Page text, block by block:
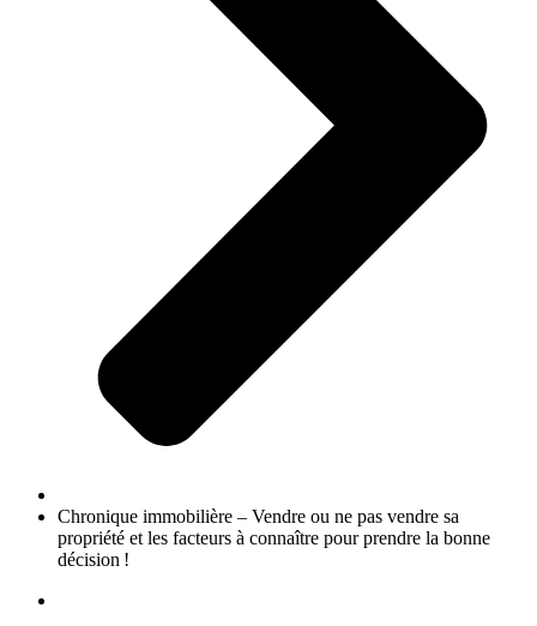
Chronique immobilière – Vendre ou ne pas vendre sa
propriété et les facteurs à connaître pour prendre la bonne
décision !